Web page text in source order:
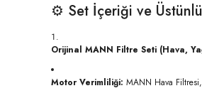
⚙️ Set İçeriği ve
Orijinal MANN Filtre Seti (Hava,
Motor Verimliliği: MANN Hava